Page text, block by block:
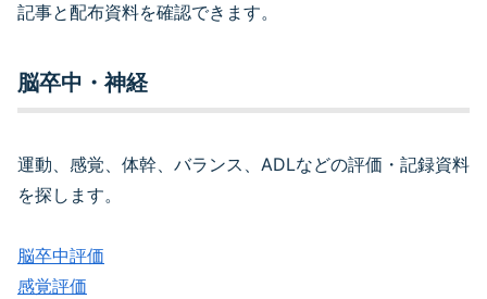
記事と配布資料を確認できます。
脳卒中・神経
運動、感覚、体幹、バランス、ADLなどの評価・記録資料
を探します。
脳卒中評価
感覚評価